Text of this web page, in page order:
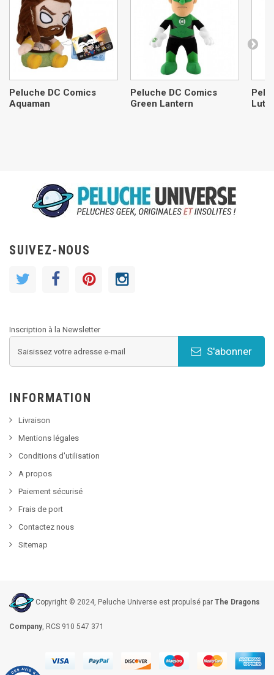
Peluche DC Comics
Aquaman
Peluche DC Comics
Green Lantern
SUIVEZ-NOUS
Inscription à la Newsletter
S'abonner
INFORMATION
Livraison
Mentions légales
Conditions d'utilisation
A propos
Paiement sécurisé
Frais de port
Contactez nous
Sitemap
Copyright © 2024, Peluche Universe est propulsé par The Dragons
Company, RCS 910 547 371